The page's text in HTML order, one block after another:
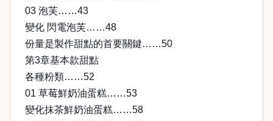
03 泡芙……43
變化 閃電泡芙……48
份量是製作甜點的首要關鍵……50
第3章基本款甜點
各種粉類……52
01 草莓鮮奶油蛋糕……53
變化抹茶鮮奶油蛋糕……58